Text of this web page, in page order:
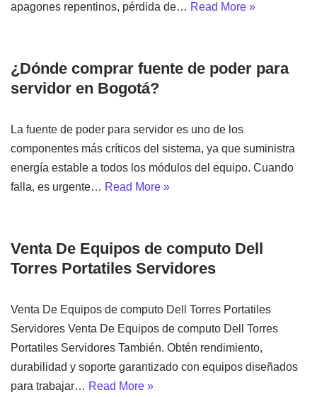
apagones repentinos, pérdida de… Read More »
¿Dónde comprar fuente de poder para
servidor en Bogotá?
La fuente de poder para servidor es uno de los
componentes más críticos del sistema, ya que suministra
energía estable a todos los módulos del equipo. Cuando
falla, es urgente… Read More »
Venta De Equipos de computo Dell
Torres Portatiles Servidores
Venta De Equipos de computo Dell Torres Portatiles
Servidores Venta De Equipos de computo Dell Torres
Portatiles Servidores También. Obtén rendimiento,
durabilidad y soporte garantizado con equipos diseñados
para trabajar… Read More »